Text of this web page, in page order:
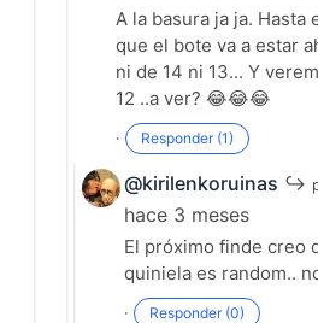
A la basura ja ja.
que el bote va a estar
ni de 14 ni 13... Y
12 ..a ver? 😂😂😂
· Responder (1)
@kirilenkoruinas ↪
hace 3 meses
El próximo finde creo
quiniela es random..
· Responder (0)